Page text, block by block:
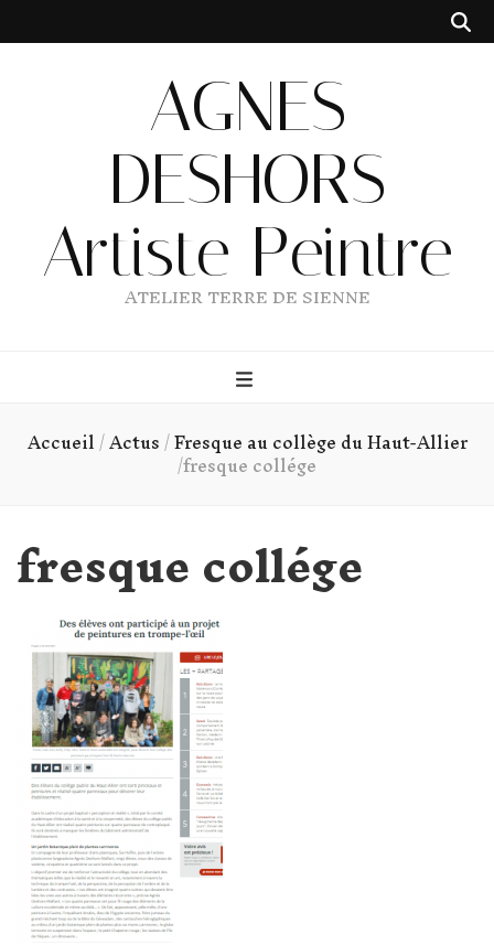
AGNES
DESHORS
Artiste Peintre
ATELIER TERRE DE SIENNE
Accueil/Actus/Fresque au collège du Haut-Allier
/fresque collége
fresque collége